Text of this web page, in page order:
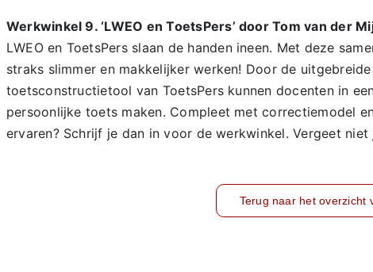
Werkwinkel 9. ‘LWEO en ToetsPers’ door Tom van der
LWEO en ToetsPers slaan de handen ineen. Met deze
straks slimmer en makkelijker werken! Door de
toetsconstructietool van ToetsPers kunnen docenten in
persoonlijke toets maken. Compleet met correctiemodel
ervaren? Schrijf je dan in voor de werkwinkel. Vergeet
Terug naar het overzicht